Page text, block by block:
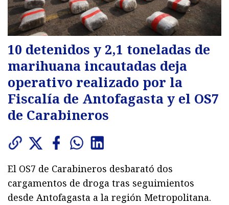
10 detenidos y 2,1 toneladas de
marihuana incautadas deja
operativo realizado por la
Fiscalía de Antofagasta y el OS7
de Carabineros
El OS7 de Carabineros desbarató dos
cargamentos de droga tras seguimientos
desde Antofagasta a la región Metropolitana.